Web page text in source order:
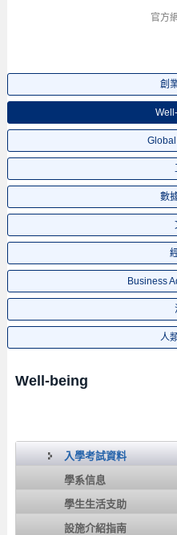
官方
創
數
Business
人
Well-being
入學考試資料
學系信息
學生生活支助
設施介紹指南